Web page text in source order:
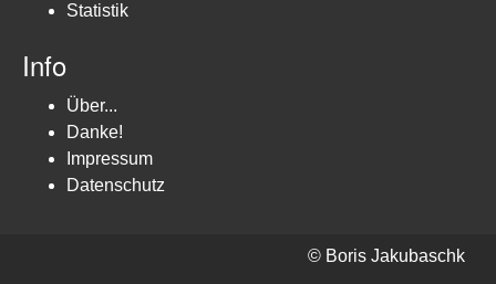
Statistik
Info
Über...
Danke!
Impressum
Datenschutz
© Boris Jakubaschk